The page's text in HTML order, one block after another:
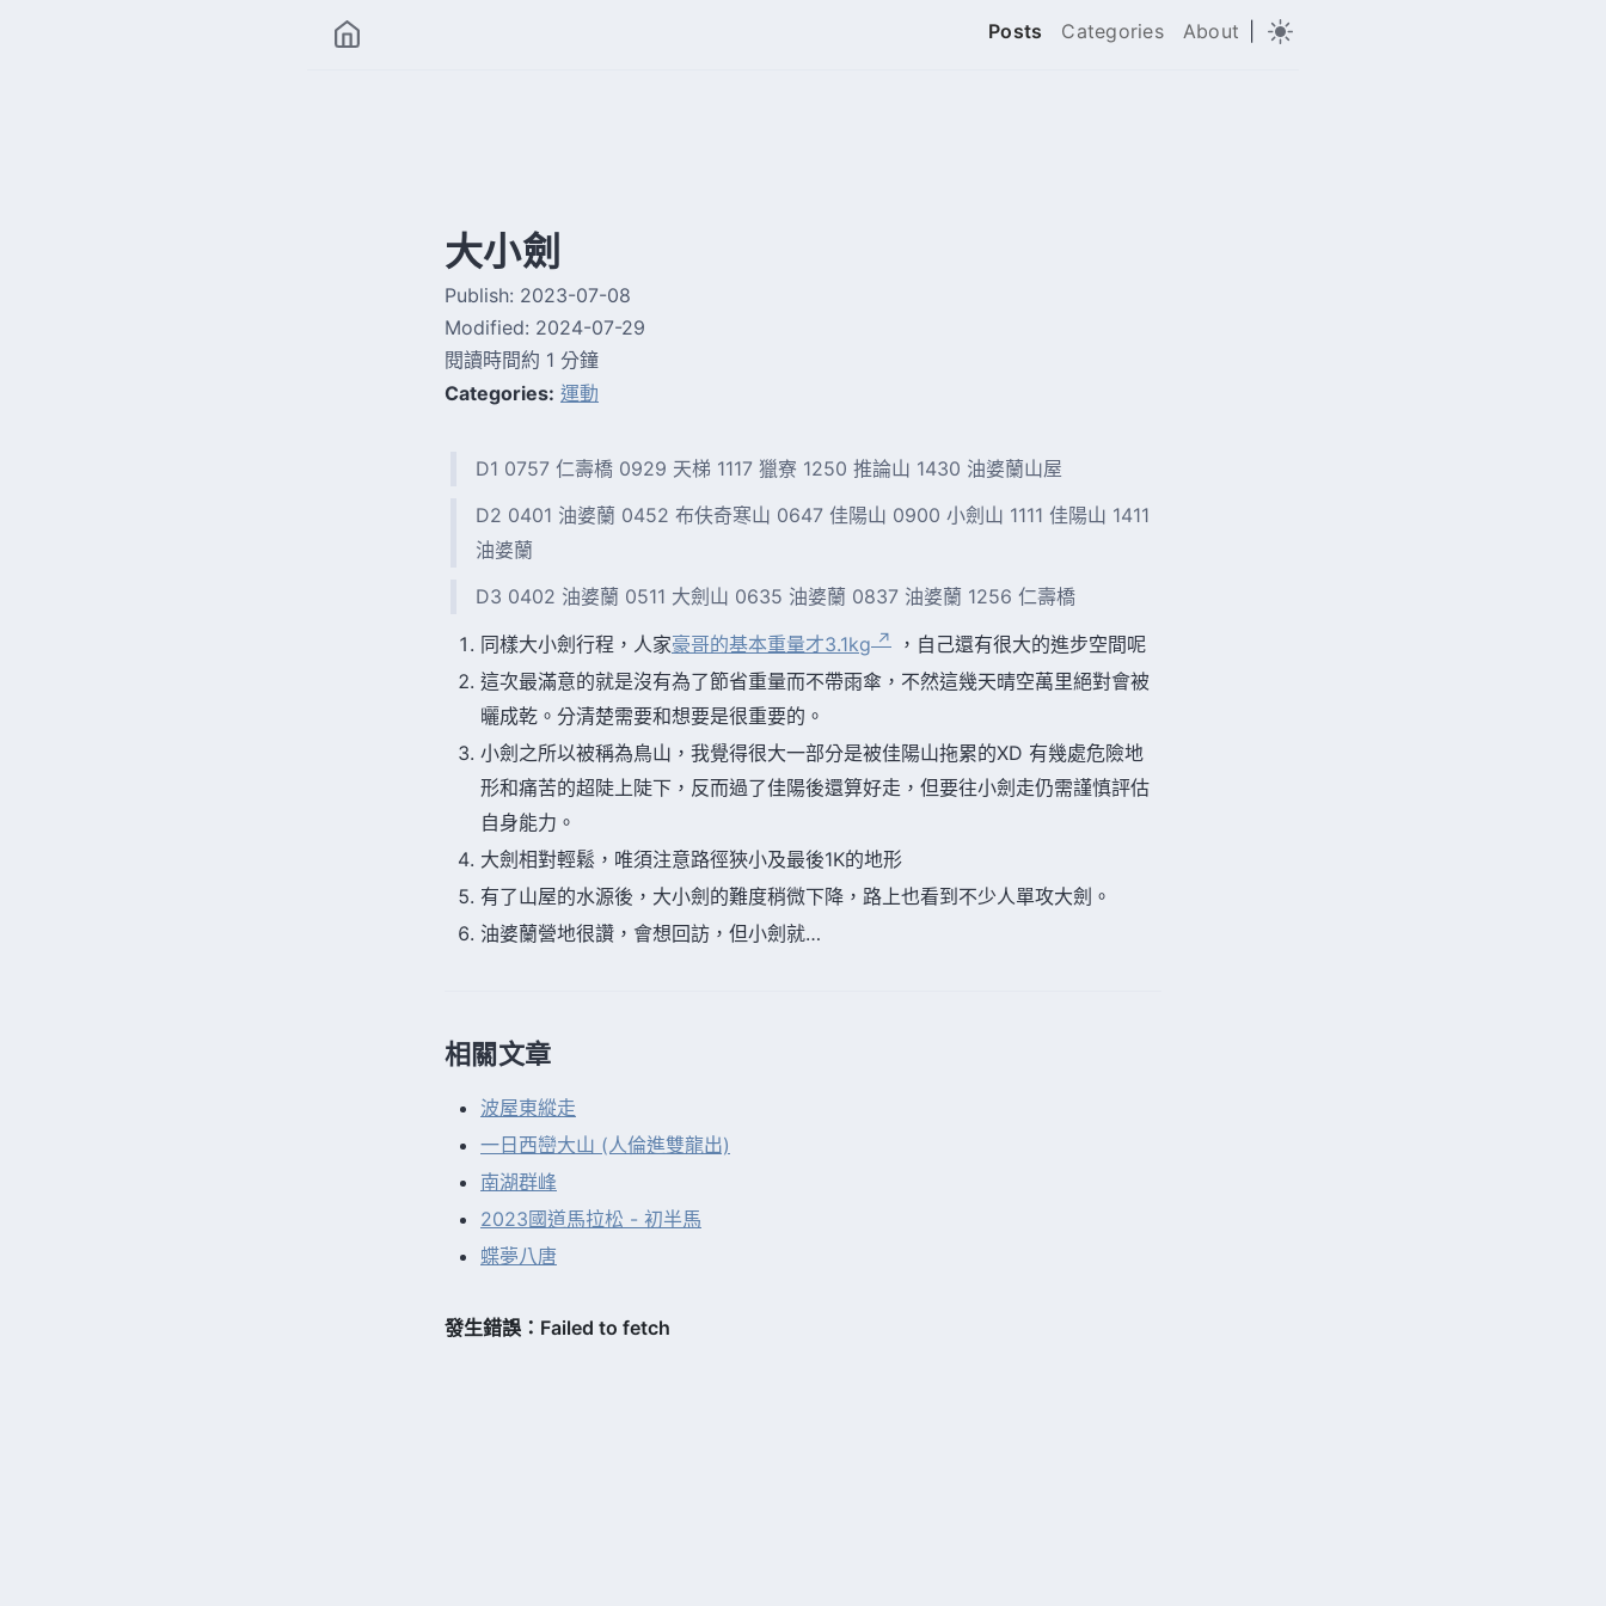
Posts Categories About
大小劍
Publish: 2023-07-08
Modified: 2024-07-29
閱讀時間約 1 分鐘
Categories: 運動
D1 0757 仁壽橋 0929 天梯 1117 獵寮 1250 推論山 1430 油婆蘭山屋
D2 0401 油婆蘭 0452 布伕奇寒山 0647 佳陽山 0900 小劍山 1111 佳陽山 1411
油婆蘭
D3 0402 油婆蘭 0511 大劍山 0635 油婆蘭 0837 油婆蘭 1256 仁壽橋
同樣大小劍行程，人家豪哥的基本重量才3.1kg
，自己還有很大的進步空間呢
這次最滿意的就是沒有為了節省重量而不帶雨傘，不然這幾天晴空萬里絕對會被
曬成乾。分清楚需要和想要是很重要的。
小劍之所以被稱為鳥山，我覺得很大一部分是被佳陽山拖累的XD 有幾處危險地
形和痛苦的超陡上陡下，反而過了佳陽後還算好走，但要往小劍走仍需謹慎評估
自身能力。
大劍相對輕鬆，唯須注意路徑狹小及最後1K的地形
有了山屋的水源後，大小劍的難度稍微下降，路上也看到不少人單攻大劍。
油婆蘭營地很讚，會想回訪，但小劍就…
相關文章
波屋東縱走
一日西巒大山 (人倫進雙龍出)
南湖群峰
2023國道馬拉松 - 初半馬
蝶夢八唐